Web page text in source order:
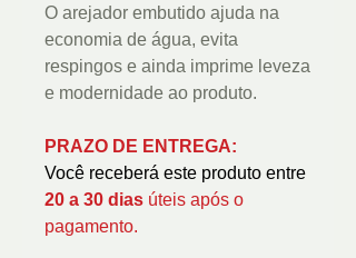
O arejador embutido ajuda na
economia de água, evita
respingos e ainda imprime leveza
e modernidade ao produto.
PRAZO DE ENTREGA:
Você receberá este produto entre
20 a 30 dias úteis após o
pagamento.